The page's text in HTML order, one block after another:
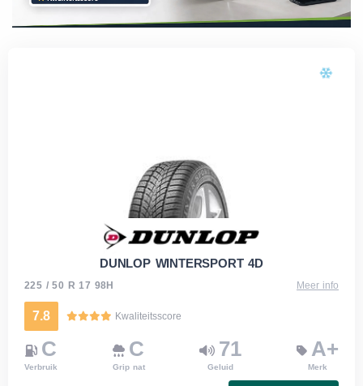
DUNLOP WINTERSPORT 4D
225 / 50 R 17 98H Meer info
7.8 Kwaliteitsscore
C
Verbruik
C
Grip nat
71
Geluid
A+
Merk